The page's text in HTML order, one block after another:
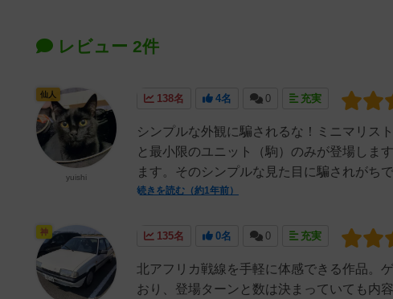
レビュー 2件
138名 4名 0 充実
シンプルな外観に騙されるな！ミニマリス
と最小限のユニット（駒）のみが登場しま
ます。そのシンプルな見た目に騙されがち
続きを読む（約1年前）
仙人
yuishi
135名 0名 0 充実
北アフリカ戦線を手軽に体感できる作品。
おり、登場ターンと数は決まっていても内
神